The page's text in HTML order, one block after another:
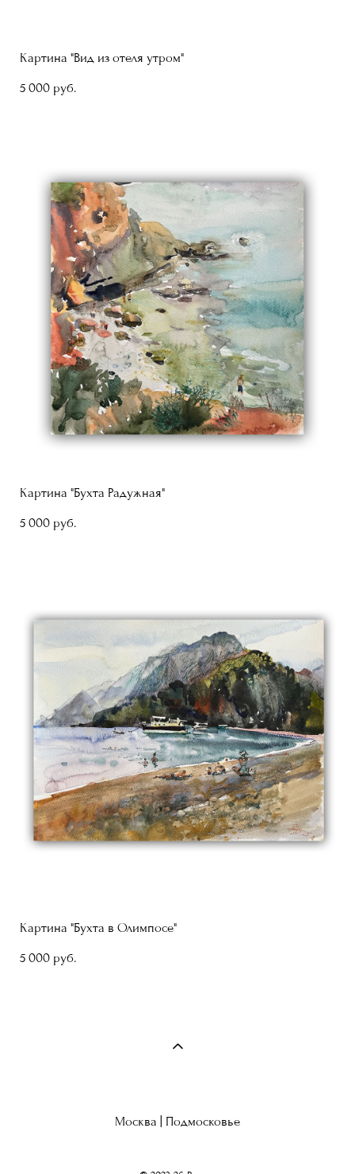
Картина "Вид из отеля утром"
5 000 pуб.
Картина "Бухта Радужная"
5 000 pуб.
Картина "Бухта в Олимпосе"
5 000 pуб.
Москва | Подмосковье